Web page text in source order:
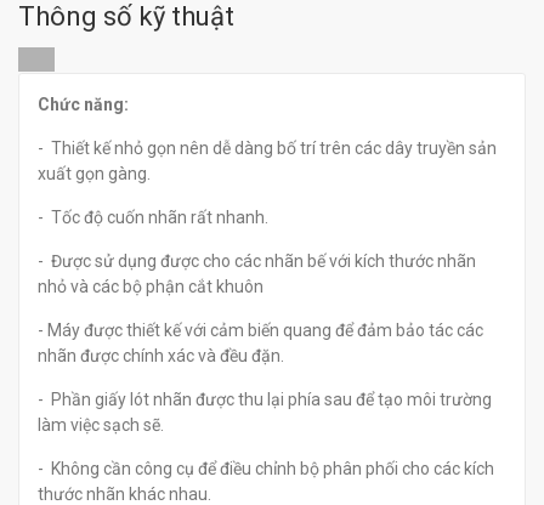
0 đ
Thông số kỹ thuật
Chức năng:
- Thiết kế nhỏ gọn nên dễ dàng bố trí trên các dây truyền sản
xuất gọn gàng.
- Tốc độ cuốn nhãn rất nhanh.
- Được sử dụng được cho các nhãn bế với kích thước nhãn
nhỏ và các bộ phận cắt khuôn
- Máy được thiết kế với cảm biến quang để đảm bảo tác các
nhãn được chính xác và đều đặn.
- Phần giấy lót nhãn được thu lại phía sau để tạo môi trường
làm việc sạch sẽ.
- Không cần công cụ để điều chỉnh bộ phân phối cho các kích
thước nhãn khác nhau.